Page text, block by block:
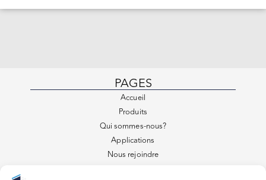
PAGES
Accueil
Produits
Qui sommes-nous?
Applications
Nous rejoindre